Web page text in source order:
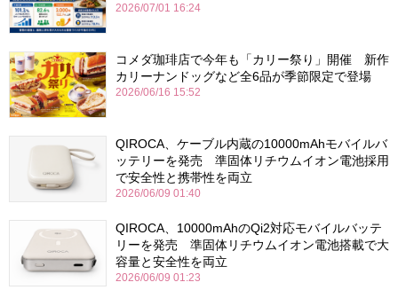
2026/07/01 16:24
コメダ珈琲店で今年も「カリー祭り」開催 新作
カリーナンドッグなど全6品が季節限定で登場
2026/06/16 15:52
QIROCA、ケーブル内蔵の10000mAhモバイルバ
ッテリーを発売 準固体リチウムイオン電池採用
で安全性と携帯性を両立
2026/06/09 01:40
QIROCA、10000mAhのQi2対応モバイルバッテ
リーを発売 準固体リチウムイオン電池搭載で大
容量と安全性を両立
2026/06/09 01:23